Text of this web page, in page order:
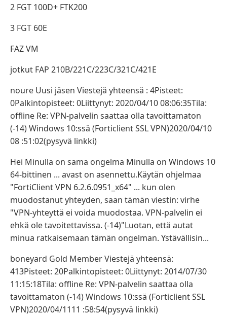
2 FGT 100D+ FTK200
3 FGT 60E
FAZ VM
jotkut FAP 210B/221C/223C/321C/421E
noure Uusi jäsen Viestejä yhteensä : 4Pisteet:
0Palkintopisteet: 0Liittynyt: 2020/04/10 08:06:35Tila:
offline Re: VPN-palvelin saattaa olla tavoittamaton
(-14) Windows 10:ssä (Forticlient SSL VPN)2020/04/10
08 :51:02(pysyvä linkki)
Hei Minulla on sama ongelma Minulla on Windows 10
64-bittinen ... avast on asennettu.Käytän ohjelmaa
"FortiClient VPN 6.2.6.0951_x64" ... kun olen
muodostanut yhteyden, saan tämän viestin: virhe
"VPN-yhteyttä ei voida muodostaa. VPN-palvelin ei
ehkä ole tavoitettavissa. (-14)"Luotan, että autat
minua ratkaisemaan tämän ongelman. Ystävällisin...
boneyard Gold Member Viestejä yhteensä:
413Pisteet: 20Palkintopisteet: 0Liittynyt: 2014/07/30
11:15:18Tila: offline Re: VPN-palvelin saattaa olla
tavoittamaton (-14) Windows 10:ssä (Forticlient SSL
VPN)2020/04/1111 :58:54(pysyvä linkki)